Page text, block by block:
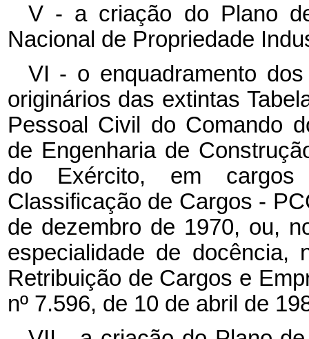
V - a criação do Plano
Nacional de Propriedade
VI - o enquadramento
originários das extintas
Pessoal Civil do Comando
de Engenharia de
do Exército, em cargos
Classificação de Cargos -
de dezembro de 1970, ou,
especialidade de
Retribuição de Cargos e
nº 7.596, de 10 de abril de